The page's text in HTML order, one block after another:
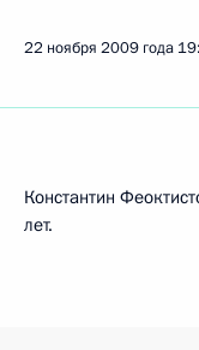
22 ноября 2009 года
Константин
лет.